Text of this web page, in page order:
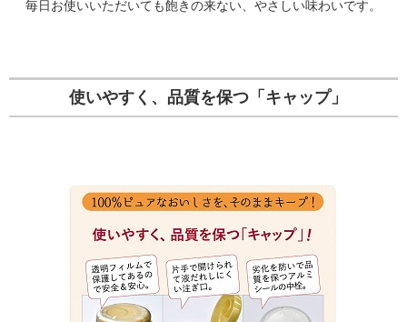
毎日お使いいただいても飽きの来ない、やさしい味わいです。
使いやすく、品質を保つ「キャップ」